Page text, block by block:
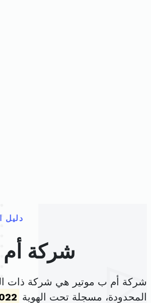
دليل
شركة أم
شركة أم ب موتير هي شركة ذات
المحدودة، مسجلة تحت الهوية